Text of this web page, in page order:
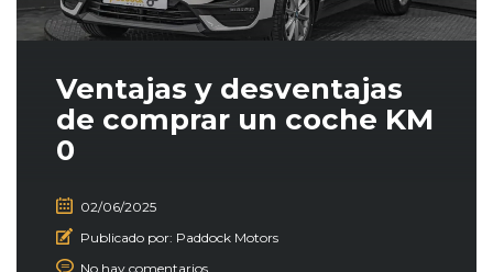
Ventajas y desventajas
de comprar un coche KM
0
02/06/2025
Publicado por: Paddock Motors
No hay comentarios